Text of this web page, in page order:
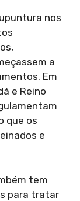
nos
a
Em
e Reino
que os
e
tem
para tratar